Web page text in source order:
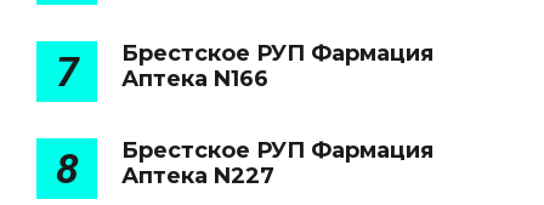
7
Брестское РУП Фармация
Аптека N166
8
Брестское РУП Фармация
Аптека N227